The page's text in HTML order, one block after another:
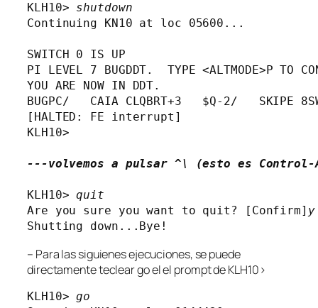
KLH10> shutdown
Continuing KN10 at loc 05600...
SWITCH 0 IS UP
PI LEVEL 7 BUGDDT.  TYPE <ALTMODE>P TO
YOU ARE NOW IN DDT.
BUGPC/   CAIA CLQBRT+3   $Q-2/   SKIPE
[HALTED: FE interrupt]
KLH10>
KLH10> quit
Are you sure you want to quit? [Confirm] y
– Para las siguienes ejecuciones, se puede
directamente tecleargoel el prompt de KLH10>
KLH10> go